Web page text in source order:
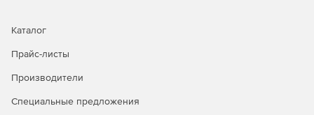
Каталог
Прайс-листы
Производители
Специальные предложения